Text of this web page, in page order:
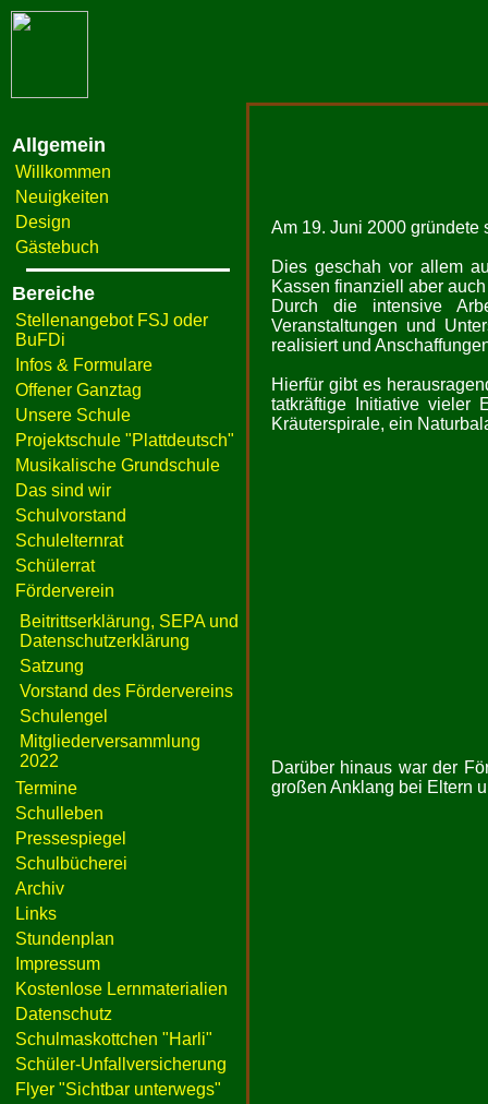
Allgemein
Willkommen
Neuigkeiten
Design
Gästebuch
Bereiche
Stellenangebot FSJ oder
BuFDi
Infos & Formulare
Offener Ganztag
Unsere Schule
Projektschule "Plattdeutsch"
Musikalische Grundschule
Das sind wir
Schulvorstand
Schulelternrat
Schülerrat
Förderverein
Beitrittserklärung, SEPA und
Datenschutzerklärung
Satzung
Vorstand des Fördervereins
Schulengel
Mitgliederversammlung
2022
Termine
Schulleben
Pressespiegel
Schulbücherei
Archiv
Links
Stundenplan
Impressum
Kostenlose Lernmaterialien
Datenschutz
Schulmaskottchen "Harli"
Schüler-Unfallversicherung
Flyer "Sichtbar unterwegs"
Am 19. Juni 2000 gründete
Dies geschah vor allem
Kassen finanziell aber
Durch die intensive
Veranstaltungen und
realisiert und
Hierfür gibt es
tatkräftige Initiative vieler
Kräuterspirale, ein
Darüber hinaus war der
großen Anklang bei Eltern